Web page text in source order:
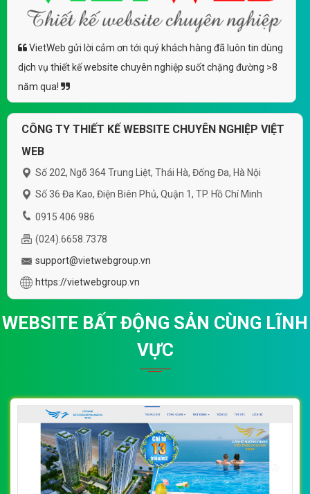
VietWeb gửi lời cảm ơn tới quý khách hàng đã luôn tin dùng
dịch vụ thiết kế website chuyên nghiệp suốt chặng đường >8
năm qua!
CÔNG TY THIẾT KẾ WEBSITE CHUYÊN NGHIỆP VIỆT
WEB
Số 202, Ngõ 364 Trung Liệt, Thái Hà, Đống Đa, Hà Nội
Số 36 Đa Kao, Điện Biên Phủ, Quận 1, TP. Hồ Chí Minh
0915 406 986
(024).6658.7378
support@vietwebgroup.vn
https://vietwebgroup.vn
WEBSITE BẤT ĐỘNG SẢN CÙNG LĨNH
VỰC